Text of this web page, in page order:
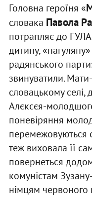
Головна героїня «
словака Павола
потрапляє до
дитину,
радянського
звинуватили.
словацькому
Алєксєя-
поневіряння
перемежовуються
теж виховала її
повернеться
комуністам
німцям червоного